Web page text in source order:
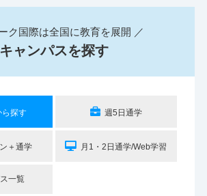
ク国際は全国に教育を展開 ／
キャンパスを探す
ら探す 週5日通学
＋通学 月1・2日通学/Web学習
一覧